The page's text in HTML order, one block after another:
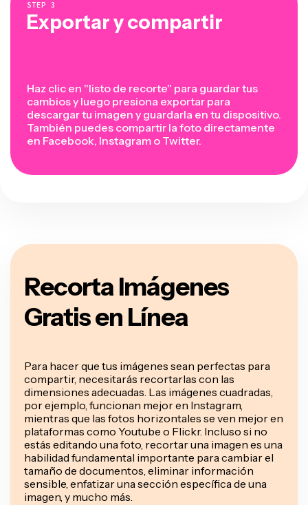
STEP 3
Exportar y compartir
Haz clic en "listo de recorte" para guardar tus
cambios y luego presiona exportar para
descargar tu imagen y guardarla en tu dispositivo.
También puedes compartir la foto directamente
en Facebook, Instagram o Twitter.
Recorta Imágenes
Gratis en Línea
Para hacer que tus imágenes sean perfectas para
compartir, necesitarás recortarlas con las
dimensiones adecuadas. Las imágenes cuadradas,
por ejemplo, funcionan mejor en Instagram,
mientras que las fotos horizontales se ven mejor en
plataformas como Youtube o Flickr. Incluso si no
estás editando una foto, recortar una imagen es una
habilidad fundamental importante para cambiar el
tamaño de documentos, eliminar información
sensible, enfatizar una sección específica de una
imagen, y mucho más.